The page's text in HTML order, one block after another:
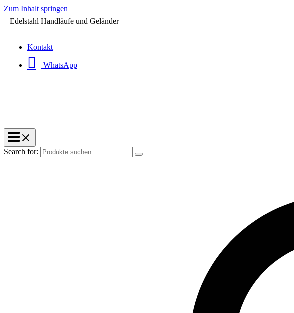
Zum Inhalt springen
Edelstahl Handläufe und Geländer
Kontakt
WhatsApp
Search for: